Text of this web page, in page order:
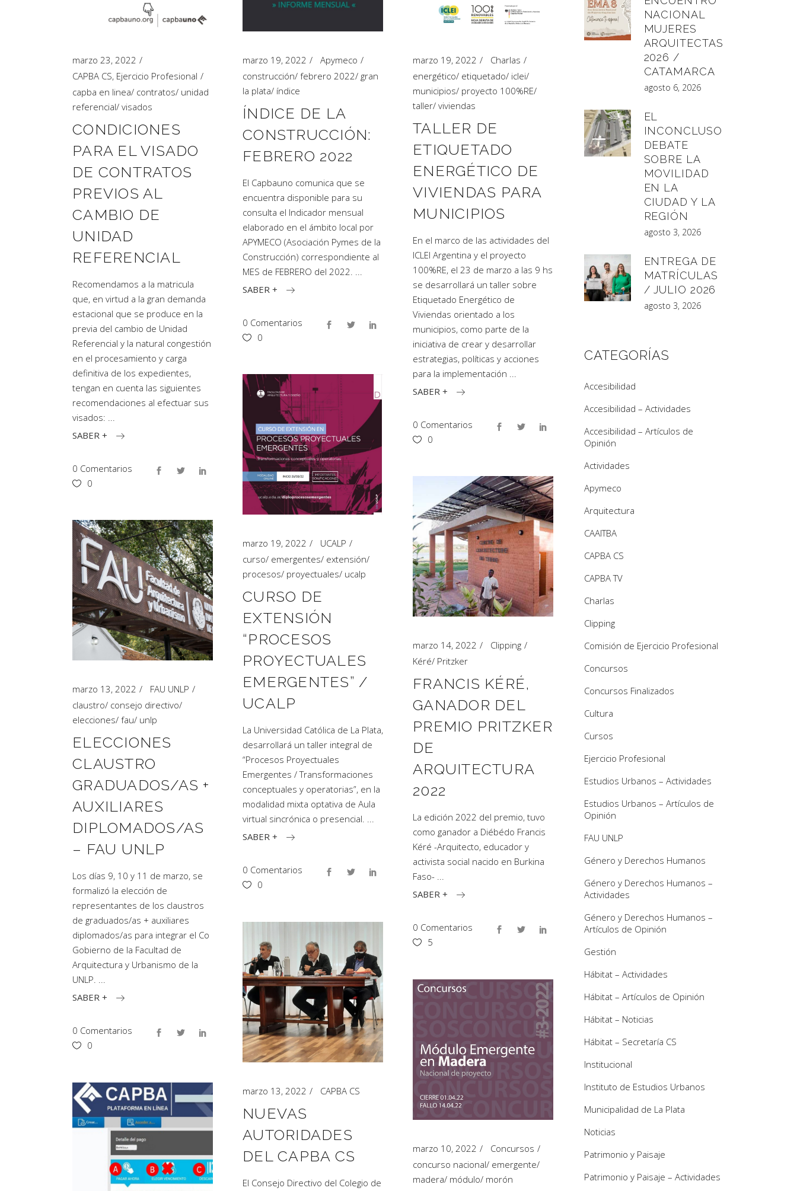
marzo 23, 2022
CAPBA CS, Ejercicio Profesional
capba en linea/ contratos/ unidad
referencial/ visados
CONDICIONES
PARA EL VISADO
DE CONTRATOS
PREVIOS AL
CAMBIO DE
UNIDAD
REFERENCIAL
Recomendamos a la matricula
que, en virtud a la gran demanda
estacional que se produce en la
previa del cambio de Unidad
Referencial y la natural congestión
en el procesamiento y carga
definitiva de los expedientes,
tengan en cuenta las siguientes
recomendaciones al efectuar sus
visados:
SABER +
0 Comentarios
0
marzo 19, 2022
Apymeco
construcción/ febrero 2022/ gran
la plata/ índice
ÍNDICE DE LA
CONSTRUCCIÓN:
FEBRERO 2022
El Capbauno comunica que se
encuentra disponible para su
consulta el Indicador mensual
elaborado en el ámbito local por
APYMECO (Asociación Pymes de la
Construcción) correspondiente al
MES de FEBRERO del 2022.
SABER +
0 Comentarios
0
marzo 19, 2022
Charlas
energético/ etiquetado/ iclei/
municipios/ proyecto 100%RE/
taller/ viviendas
TALLER DE
ETIQUETADO
ENERGÉTICO DE
VIVIENDAS PARA
MUNICIPIOS
En el marco de las actividades del
ICLEI Argentina y el proyecto
100%RE, el 23 de marzo a las 9 hs
se desarrollará un taller sobre
Etiquetado Energético de
Viviendas orientado a los
municipios, como parte de la
iniciativa de crear y desarrollar
estrategias, políticas y acciones
para la implementación
SABER +
0 Comentarios
0
marzo 19, 2022
UCALP
curso/ emergentes/ extensión/
procesos/ proyectuales/ ucalp
CURSO DE
EXTENSIÓN
“PROCESOS
PROYECTUALES
EMERGENTES” /
UCALP
La Universidad Católica de La Plata,
desarrollará un taller integral de
“Procesos Proyectuales
Emergentes / Transformaciones
conceptuales y operatorias”, en la
modalidad mixta optativa de Aula
virtual sincrónica o presencial.
SABER +
0 Comentarios
0
marzo 14, 2022
Clipping
Kéré/ Pritzker
FRANCIS KÉRÉ,
GANADOR DEL
PREMIO PRITZKER
DE
ARQUITECTURA
2022
La edición 2022 del premio, tuvo
como ganador a Diébédo Francis
Kéré -Arquitecto, educador y
activista social nacido en Burkina
Faso-
SABER +
0 Comentarios
5
marzo 13, 2022
FAU UNLP
claustro/ consejo directivo/
elecciones/ fau/ unlp
ELECCIONES
CLAUSTRO
GRADUADOS/AS +
AUXILIARES
DIPLOMADOS/AS
– FAU UNLP
Los días 9, 10 y 11 de marzo, se
formalizó la elección de
representantes de los claustros
de graduados/as + auxiliares
diplomados/as para integrar el Co
Gobierno de la Facultad de
Arquitectura y Urbanismo de la
UNLP.
SABER +
0 Comentarios
0
marzo 13, 2022 CAPBA CS
NUEVAS
AUTORIDADES
DEL CAPBA CS
El Consejo Directivo del Colegio de
marzo 10, 2022
Concursos
concurso nacional/ emergente/
madera/ módulo/ morón
NACIONAL
MUJERES
ARQUITECTAS
2026 /
CATAMARCA
agosto 6, 2026
EL
INCONCLUSO
DEBATE
SOBRE LA
MOVILIDAD
EN LA
CIUDAD Y LA
REGIÓN
agosto 3, 2026
ENTREGA DE
MATRÍCULAS
/ JULIO 2026
agosto 3, 2026
CATEGORÍAS
Accesibilidad
Accesibilidad – Actividades
Accesibilidad – Artículos de
Opinión
Actividades
Apymeco
Arquitectura
CAAITBA
CAPBA CS
CAPBA TV
Charlas
Clipping
Comisión de Ejercicio Profesional
Concursos
Concursos Finalizados
Cultura
Cursos
Ejercicio Profesional
Estudios Urbanos – Actividades
Estudios Urbanos – Artículos de
Opinión
FAU UNLP
Género y Derechos Humanos
Género y Derechos Humanos –
Actividades
Género y Derechos Humanos –
Artículos de Opinión
Gestión
Hábitat – Actividades
Hábitat – Artículos de Opinión
Hábitat – Noticias
Hábitat – Secretaría CS
Institucional
Instituto de Estudios Urbanos
Municipalidad de La Plata
Noticias
Patrimonio y Paisaje
Patrimonio y Paisaje – Actividades